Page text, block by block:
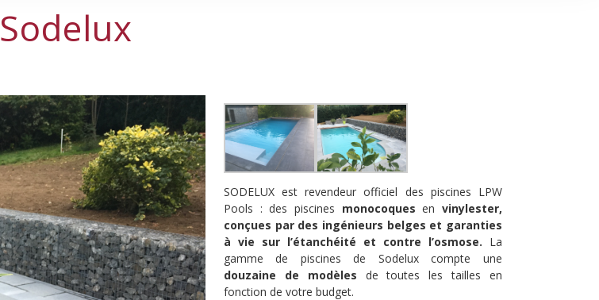
Sodelux
SODELUX est revendeur officiel des piscines LPW
Pools : des piscines monocoques envinylester,
conçues par des ingénieurs belges et garanties
à vie sur l’étanchéité et contre l’osmose. La
gamme de piscines de Sodelux compte une
douzaine de modèles de toutes les tailles en
fonction de votre budget.